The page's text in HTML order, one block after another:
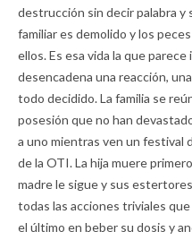
destrucción sin decir palabra y
familiar es demolido y los
ellos. Es esa vida la que
desencadena una reacción,
todo decidido. La familia se
posesión que no han
a uno mientras ven un festival
de la OTI. La hija muere
madre le sigue y sus
todas las acciones triviales
el último en beber su dosis y